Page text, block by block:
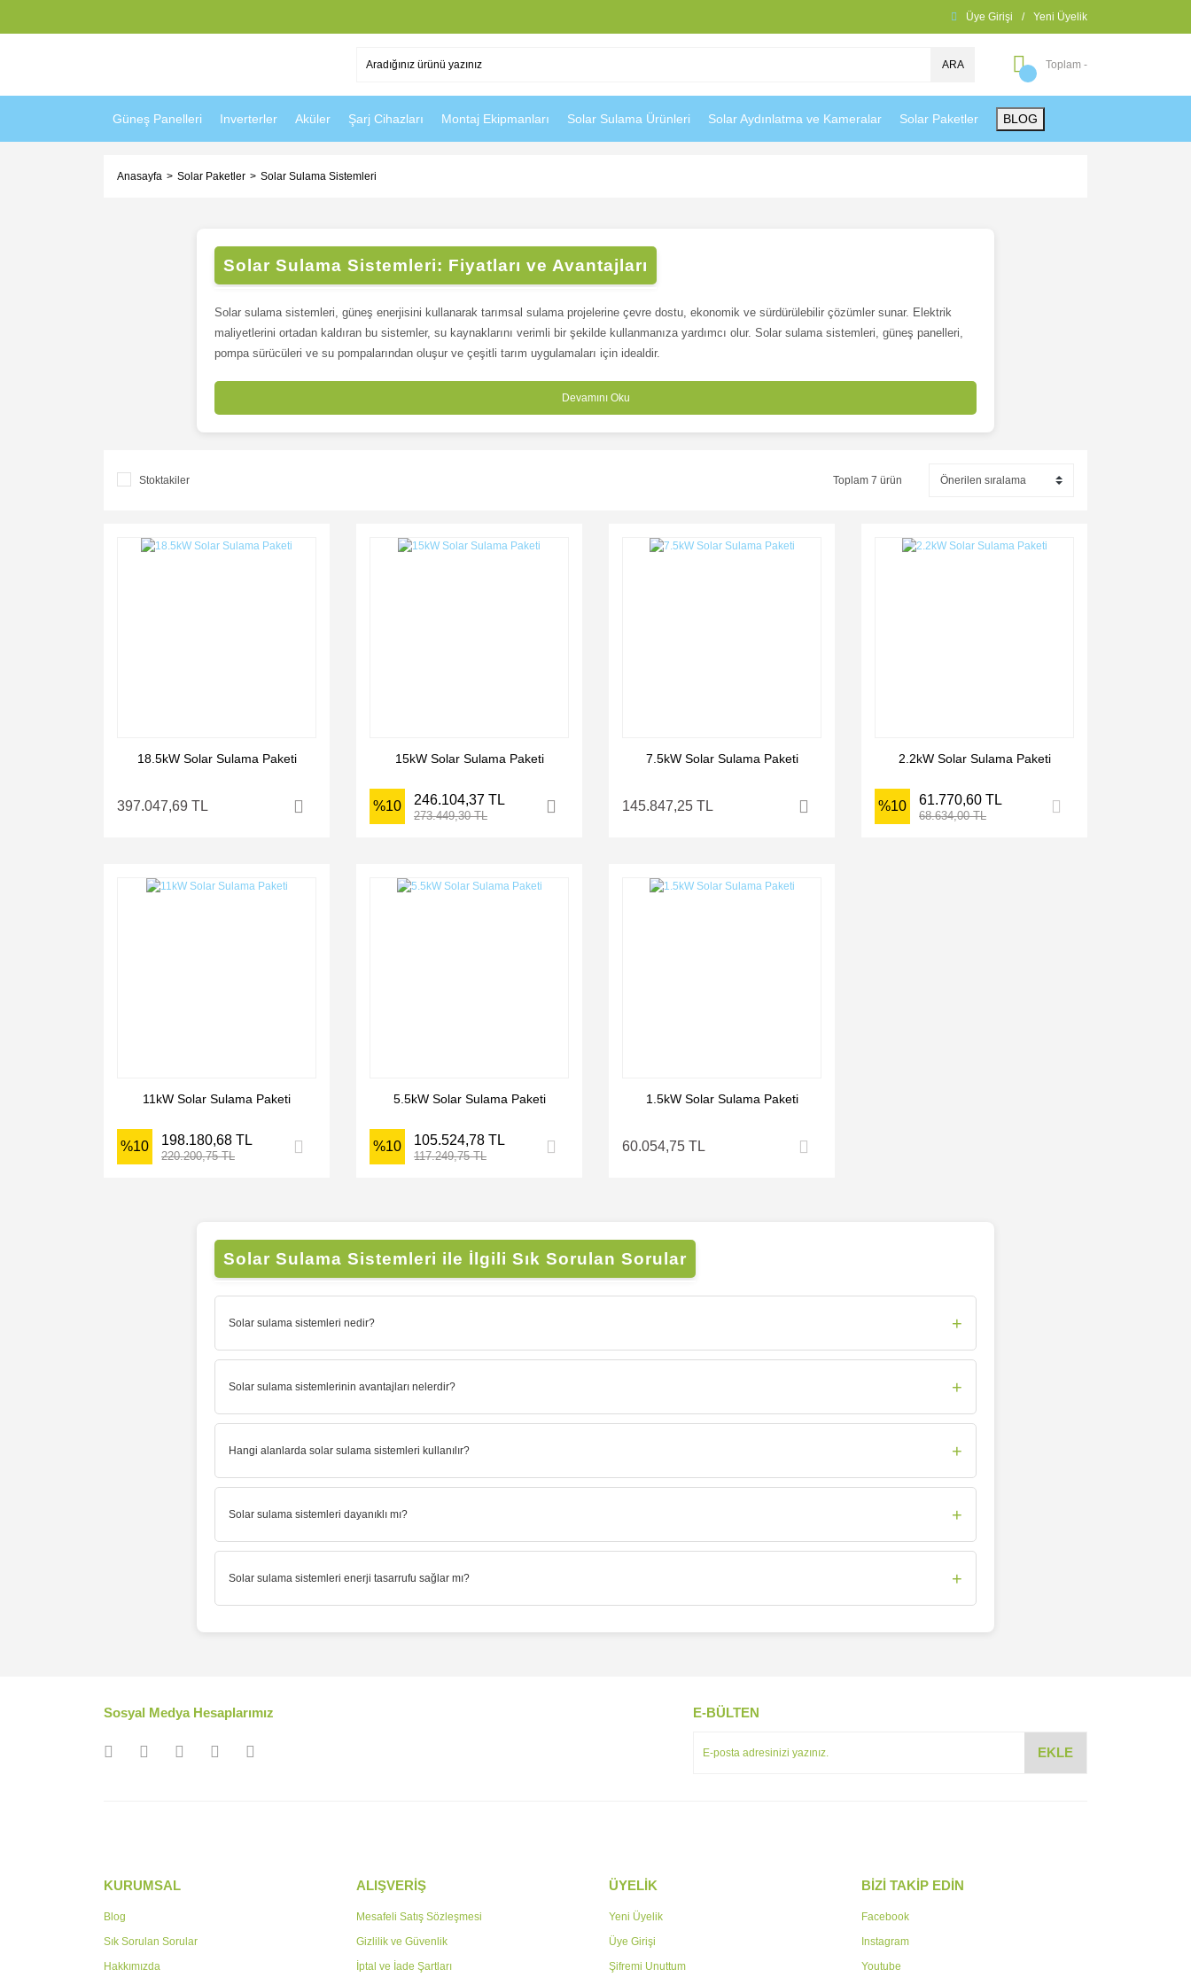
Üye Girişi / Yeni Üyelik
ARA Toplam -
Güneş Panelleri Inverterler Aküler Şarj Cihazları Montaj Ekipmanları Solar Sulama Ürünleri Solar Aydınlatma ve Kameralar Solar Paketler BLOG
Anasayfa Solar Paketler Solar Sulama Sistemleri
Solar Sulama Sistemleri: Fiyatları ve Avantajları
Solar sulama sistemleri, güneş enerjisini kullanarak tarımsal sulama projelerine çevre dostu, ekonomik ve sürdürülebilir çözümler sunar. Elektrik
maliyetlerini ortadan kaldıran bu sistemler, su kaynaklarını verimli bir şekilde kullanmanıza yardımcı olur. Solar sulama sistemleri, güneş panelleri,
pompa sürücüleri ve su pompalarından oluşur ve çeşitli tarım uygulamaları için idealdir.
Devamını Oku
Stoktakiler Toplam 7 ürün
18.5kW Solar Sulama Paketi
397.047,69 TL
15kW Solar Sulama Paketi
%10 246.104,37 TL
273.449,30 TL
7.5kW Solar Sulama Paketi
145.847,25 TL
2.2kW Solar Sulama Paketi
%10 61.770,60 TL
68.634,00 TL
11kW Solar Sulama Paketi
%10 198.180,68 TL
220.200,75 TL
5.5kW Solar Sulama Paketi
%10 105.524,78 TL
117.249,75 TL
1.5kW Solar Sulama Paketi
60.054,75 TL
Solar Sulama Sistemleri ile İlgili Sık Sorulan Sorular
Solar sulama sistemleri nedir? +
Solar sulama sistemlerinin avantajları nelerdir? +
Hangi alanlarda solar sulama sistemleri kullanılır? +
Solar sulama sistemleri dayanıklı mı? +
Solar sulama sistemleri enerji tasarrufu sağlar mı? +
Sosyal Medya Hesaplarımız E-BÜLTEN
EKLE
KURUMSAL
Blog
Sık Sorulan Sorular
Hakkımızda
ALIŞVERİŞ
Mesafeli Satış Sözleşmesi
Gizlilik ve Güvenlik
İptal ve İade Şartları
ÜYELİK
Yeni Üyelik
Üye Girişi
Şifremi Unuttum
BİZİ TAKİP EDİN
Facebook
Instagram
Youtube